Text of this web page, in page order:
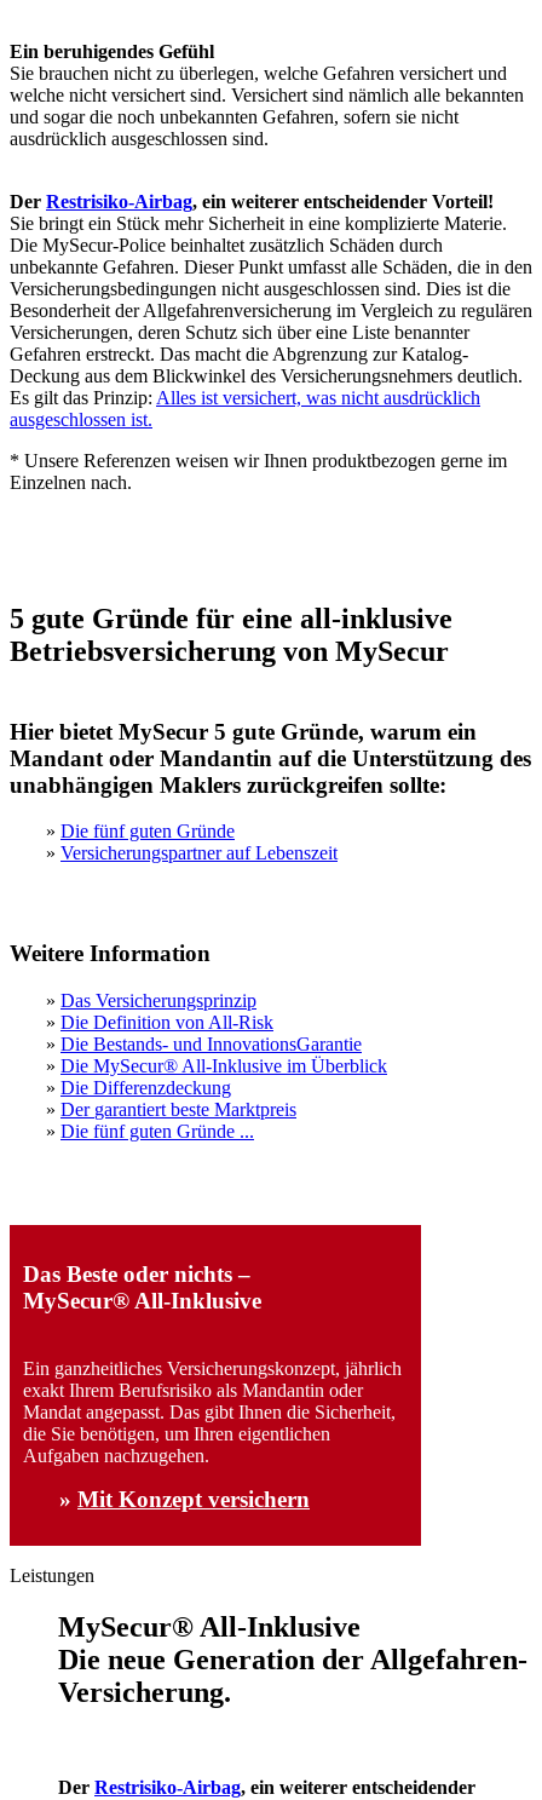
Ein beruhigendes Gefühl
Sie brauchen nicht zu überlegen, welche Gefahren versichert und
welche nicht versichert sind. Versichert sind nämlich alle bekannten
und sogar die noch unbekannten Gefahren, sofern sie nicht
ausdrücklich ausgeschlossen sind.
Der Restrisiko-Airbag, ein weiterer entscheidender Vorteil!
Sie bringt ein Stück mehr Sicherheit in eine komplizierte Materie.
Die MySecur-Police beinhaltet zusätzlich Schäden durch
unbekannte Gefahren. Dieser Punkt umfasst alle Schäden, die in den
Versicherungsbedingungen nicht ausgeschlossen sind. Dies ist die
Besonderheit der Allgefahrenversicherung im Vergleich zu regulären
Versicherungen, deren Schutz sich über eine Liste benannter
Gefahren erstreckt. Das macht die Abgrenzung zur Katalog-
Deckung aus dem Blickwinkel des Versicherungsnehmers deutlich.
Es gilt das Prinzip: Alles ist versichert, was nicht ausdrücklich
ausgeschlossen ist.
* Unsere Referenzen weisen wir Ihnen produktbezogen gerne im
Einzelnen nach.
5 gute Gründe für eine all-inklusive
Betriebsversicherung von MySecur
Hier bietet MySecur 5 gute Gründe, warum ein
Mandant oder Mandantin auf die Unterstützung des
unabhängigen Maklers zurückgreifen sollte:
» Die fünf guten Gründe
» Versicherungspartner auf Lebenszeit
Weitere Information
» Das Versicherungsprinzip
» Die Definition von All-Risk
» Die Bestands- und InnovationsGarantie
» Die MySecur® All-Inklusive im Überblick
» Die Differenzdeckung
» Der garantiert beste Marktpreis
» Die fünf guten Gründe ...
Das Beste oder nichts –
MySecur® All-Inklusive
Ein ganzheitliches Versicherungskonzept, jährlich
exakt Ihrem Berufsrisiko als Mandantin oder
Mandat angepasst. Das gibt Ihnen die Sicherheit,
die Sie benötigen, um Ihren eigentlichen
Aufgaben nachzugehen.
» Mit Konzept versichern
Leistungen
MySecur® All-Inklusive
Die neue Generation der Allgefahren-
Versicherung.
Der Restrisiko-Airbag, ein weiterer entscheidender